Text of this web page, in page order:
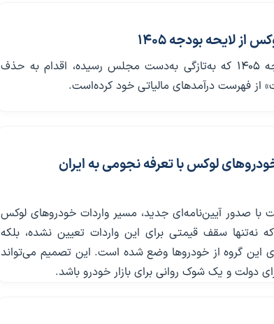
لایحه بودجه ۱۴۰۵
دولت چهاردهم در لایحه بودجه‌ 1405 که به‌‌‌تازگی به‌دست مجلس رسیده، اقدام به حذف
از فهرست درآمدهای مالیاتی خود کرده‌است.
۱۳ ساله؛ خودروهای لوکس با تعرفه نجومی به ایران
دولت با صدور آیین‌نامه‌ای جدید، مسیر واردات خودروهای لوکس
نه‌تنها سقف قیمتی برای این واردات تعیین نشده، بلکه
درصد نیز برای این گروه از خودروها وضع شده است. این تصمیم می‌تواند
دولت و یک شوک روانی برای بازار خودرو باشد.